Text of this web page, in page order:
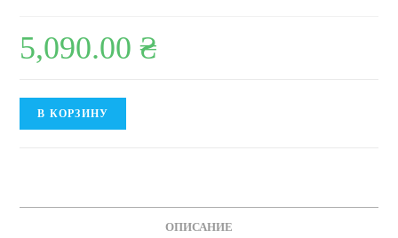
5,090.00₴
Количество
товара
В КОРЗИНУ
ОПИСАНИЕ